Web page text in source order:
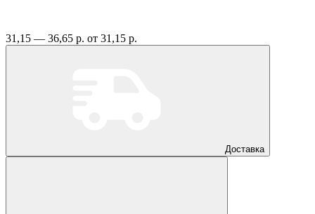
31,15 — 36,65 р. от 31,15 р.
Доставка